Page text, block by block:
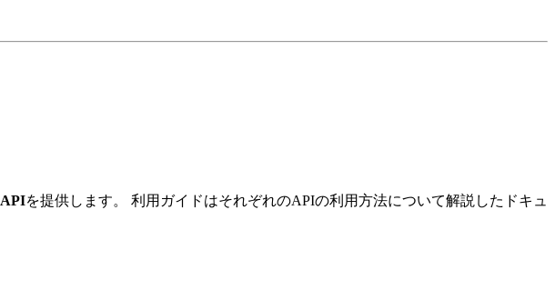
を提供します。 利用ガイドはそれぞれのAPIの利用方法について解説したドキュ